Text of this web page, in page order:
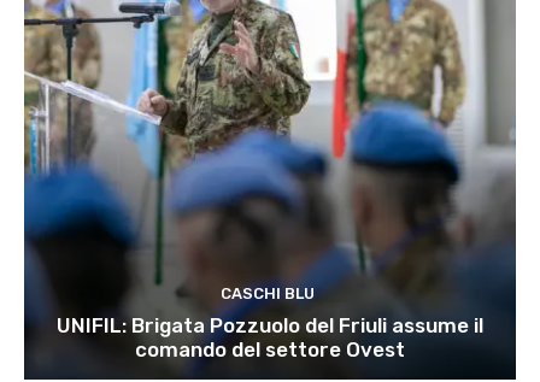
CASCHI BLU
UNIFIL: Brigata Pozzuolo del Friuli assume il
comando del settore Ovest